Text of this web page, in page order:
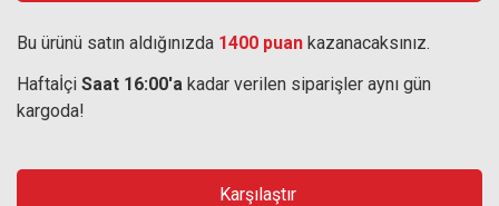
Bu ürünü satın aldığınızda 1400 puan kazanacaksınız.
Haftaİçi Saat 16:00'a kadar verilen siparişler aynı gün
kargoda!
Karşılaştır